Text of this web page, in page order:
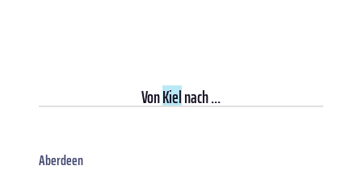
VonKielnach ...
Aberdeen